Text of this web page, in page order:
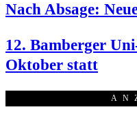
Nach Absa­ge:
12. Bam­ber­ger
Okto­ber statt